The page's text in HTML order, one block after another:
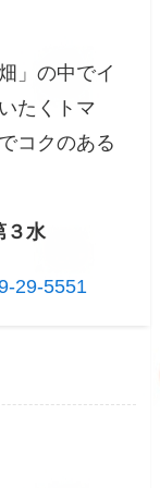
」の中でイ
たくトマ
コクのある
水
29-5551